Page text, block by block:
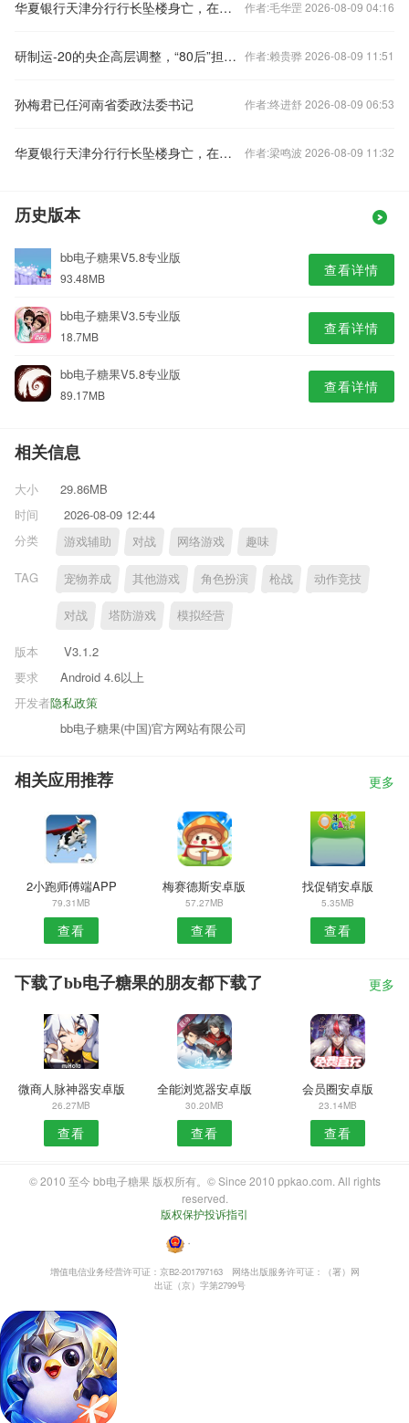
华夏银行天津分行行长坠楼身亡，在任刚满三年 作者:毛华罡 2026-08-09 04:16
研制运-20的央企高层调整，“80后”担任总经理 作者:赖贵骅 2026-08-09 11:51
孙梅君已任河南省委政法委书记 作者:终进舒 2026-08-09 06:53
华夏银行天津分行行长坠楼身亡，在任刚满三年 作者:梁鸣波 2026-08-09 11:32
历史版本
bb电子糖果V5.8专业版
93.48MB 查看详情
bb电子糖果V3.5专业版
18.7MB 查看详情
bb电子糖果V5.8专业版
89.17MB 查看详情
相关信息
大小
29.86MB
时间
2026-08-09 12:44
分类
游戏辅助 对战 网络游戏 趣味
TAG 宠物养成 其他游戏 角色扮演 枪战 动作竞技
对战 塔防游戏 模拟经营
版本
V3.1.2
要求
Android 4.6以上
隐私政策
开发者
bb电子糖果(中国)官方网站有限公司
相关应用推荐 更多
2小跑师傅端APP
79.31MB
查看
梅赛德斯安卓版
57.27MB
查看
找促销安卓版
5.35MB
查看
下载了bb电子糖果的朋友都下载了 更多
微商人脉神器安卓版
26.27MB
查看
全能浏览器安卓版
30.20MB
查看
会员圈安卓版
23.14MB
查看
© 2010 至今 bb电子糖果 版权所有。© Since 2010 ppkao.com. All rights
reserved.
版权保护投诉指引
・
增值电信业务经营许可证：京B2-201797163
网络出版服务许可证：（署）网
出证（京）字第2799号